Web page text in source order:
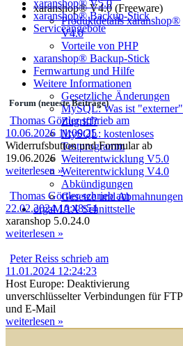
xaranshop® V4.0 (Freeware)
Produktdetails xaranshop®
V4.0
Vorteile von PHP
xaranshop® Backup-Stick
Fernwartung und Hilfe
Weitere Informationen
Gesetzliche Änderungen
MySQL: Was ist "externer"
Zugriff?
MySQL: kostenloses
Testprogramm
Weiterentwicklung V5.0
Weiterentwicklung V4.0
Abkündigungen
Gesetze und Abmahnungen
orgaMAX Schnittstelle
xaranshop® V5.0
xaranshop® Backup-Stick
Serviceangebote
Forum (neueste Beiträge)
Thomas Görtler schrieb am
10.06.2026 11:00:25
Widerrufsbutton und Formular ab
19.06.2026
weiterlesen »
Thomas Görtler schrieb am
22.02.2024 10:48:54
xaranshop 5.0.24.0
weiterlesen »
Peter Reiss schrieb am
11.01.2024 12:24:23
Host Europe: Deaktivierung
unverschlüsselter Verbindungen für FTP
und E-Mail
weiterlesen »